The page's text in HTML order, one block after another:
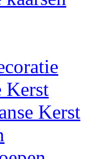
Kerst
Kerst